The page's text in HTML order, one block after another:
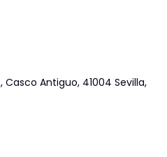
Casco Antiguo, 41004 Sevilla,